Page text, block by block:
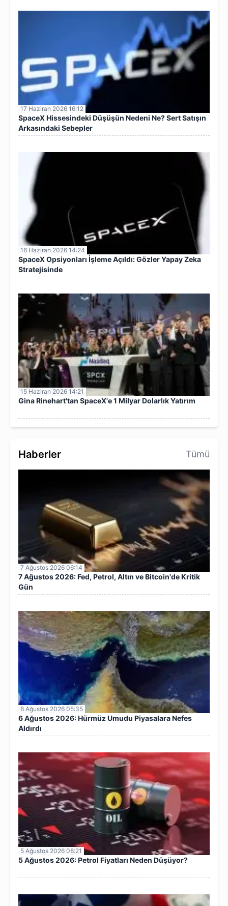
17 Haziran 2026 16:12
SpaceX Hissesindeki Düşüşün Nedeni Ne? Sert Satışın
Arkasındaki Sebepler
16 Haziran 2026 14:24
SpaceX Opsiyonları İşleme Açıldı: Gözler Yapay Zeka
Stratejisinde
15 Haziran 2026 14:21
Gina Rinehart'tan SpaceX'e 1 Milyar Dolarlık Yatırım
Haberler Tümü
7 Ağustos 2026 06:14
7 Ağustos 2026: Fed, Petrol, Altın ve Bitcoin'de Kritik
Gün
6 Ağustos 2026 05:35
6 Ağustos 2026: Hürmüz Umudu Piyasalara Nefes
Aldırdı
5 Ağustos 2026 08:21
5 Ağustos 2026: Petrol Fiyatları Neden Düşüyor?